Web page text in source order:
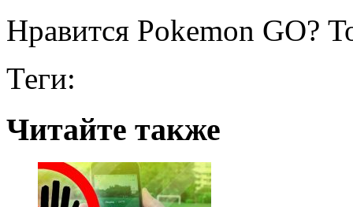
Нравится Pokemon GO?
Теги:
Читайте также